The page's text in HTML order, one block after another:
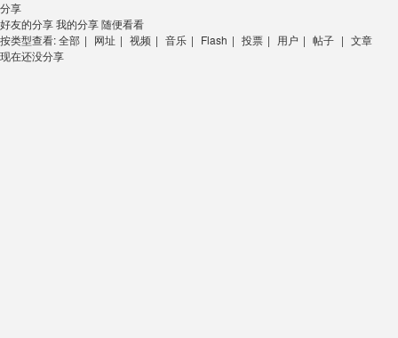
分享
好友的分享我的分享随便看看
按类型查看:全部 | 网址 | 视频 | 音乐 | Flash | 投票 | 用户 | 帖子 | 文章
现在还没分享